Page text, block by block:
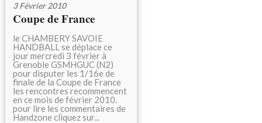
3 Février 2010
Coupe de France
le CHAMBERY SAVOIE
HANDBALL se déplace ce
jour mercredi 3 février à
Grenoble GSMHGUC (N2)
pour disputer les 1/16e de
finale de la Coupe de France
les rencontres recommencent
en ce mois de février 2010.
pour lire les commentaires de
Handzone cliquez sur...